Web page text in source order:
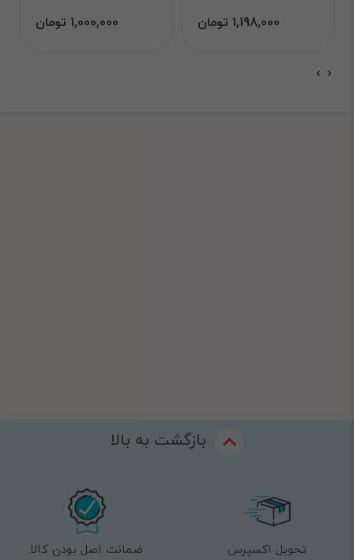
1,198,000 تومان 1,000,000 تومان
بازگشت به بالا
تحویل اکسپرس ضمانت اصل بودن کالا